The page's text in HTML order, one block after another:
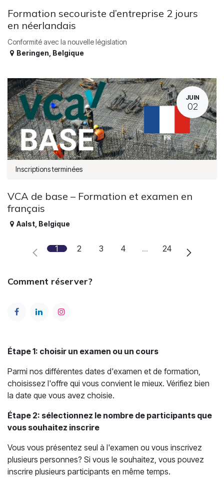
Formation secouriste d’entreprise 2 jours
en néerlandais
Conformité avec la nouvelle législation
Beringen Belgique
JUIN
02
Inscriptions terminées
VCA de base – Formation et examen en
français
Aalst Belgique
1 2 3 4 … 24
Comment réserver?
Étape 1: choisir un examen ou un cours
Parmi nos différentes dates d'examen et de formation,
choisissez l'offre qui vous convient le mieux. Vérifiez bien
la date que vous avez choisie.
Étape 2: sélectionnez le nombre de participants que
vous souhaitez inscrire
Vous vous présentez seul à l'examen ou vous inscrivez
plusieurs personnes? Si vous le souhaitez, vous pouvez
inscrire plusieurs participants en même temps.